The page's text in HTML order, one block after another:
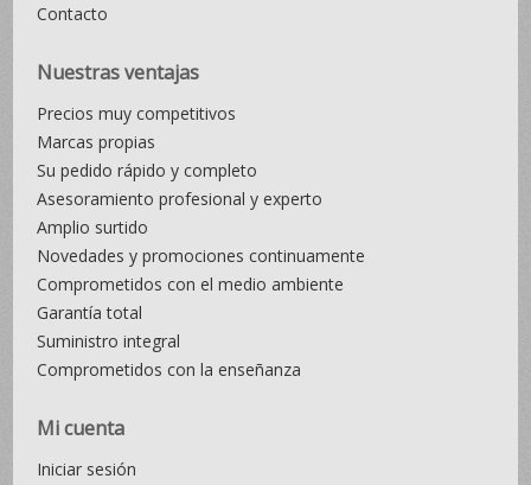
Contacto
Nuestras ventajas
Precios muy competitivos
Marcas propias
Su pedido rápido y completo
Asesoramiento profesional y experto
Amplio surtido
Novedades y promociones continuamente
Comprometidos con el medio ambiente
Garantía total
Suministro integral
Comprometidos con la enseñanza
Mi cuenta
Iniciar sesión